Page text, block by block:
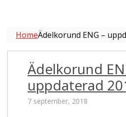
HomeÄdelkorund ENG –
Ädelkorund
uppdaterad
7 september, 2018